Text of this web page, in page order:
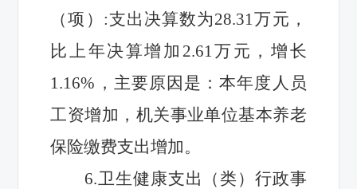
（项） :支出决算数为28.31万元，
比上年决算增加 2.61万元，增长
1.16%，主要原因是：本年度人员
工资增加， 机关事业单位基本养老
保险缴费支出增加。
6.卫生健康支出（类）行政事